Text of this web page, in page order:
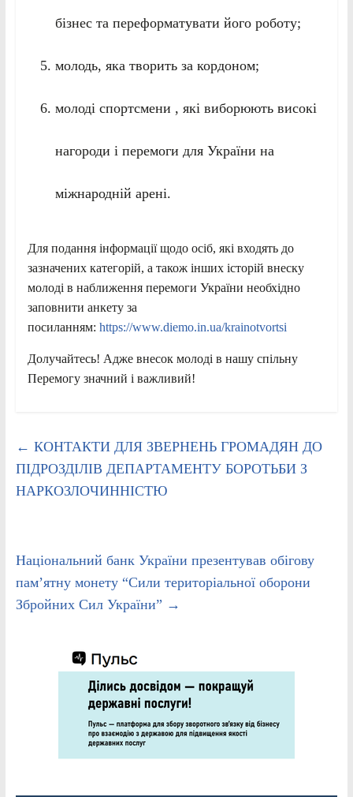
бізнес та переформатувати його роботу;
молодь, яка творить за кордоном;
молоді спортсмени , які виборюють високі
нагороди і перемоги для України на
міжнародній арені.
Для подання інформації щодо осіб, які входять до
зазначених категорій, а також інших історій внеску
молоді в наближення перемоги України необхідно
заповнити анкету за
посиланням: https://www.diemo.in.ua/krainotvortsi
Долучайтесь! Адже внесок молоді в нашу спільну
Перемогу значний і важливий!
← КОНТАКТИ ДЛЯ ЗВЕРНЕНЬ ГРОМАДЯН ДО
ПІДРОЗДІЛІВ ДЕПАРТАМЕНТУ БОРОТЬБИ З
НАРКОЗЛОЧИННІСТЮ
Національний банк України презентував обігову
пам’ятну монету “Сили територіальної оборони
Збройних Сил України” →